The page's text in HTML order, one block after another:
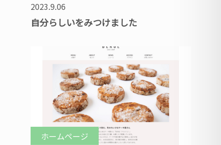
2023.9.06
自分らしいをみつけました
ホームページ